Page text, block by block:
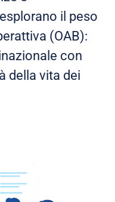
il peso
(OAB):
con
della vita dei